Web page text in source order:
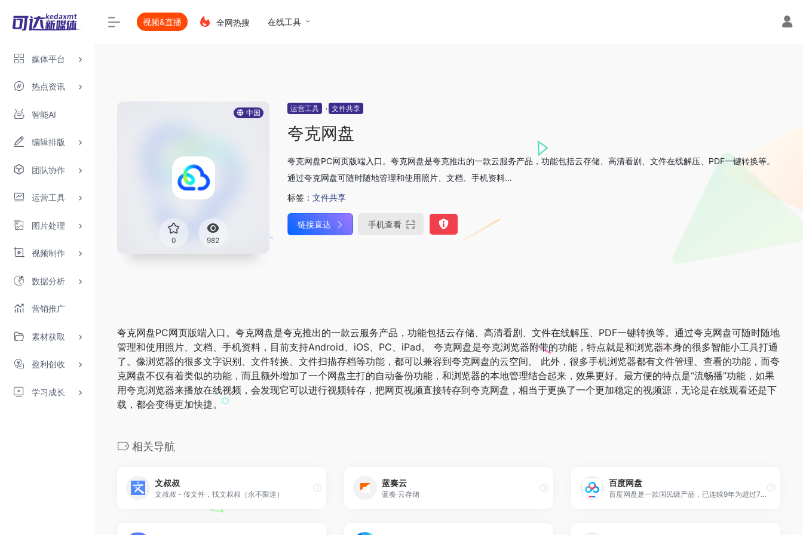
媒体平台
热点资讯
智能AI
编辑排版
团队协作
运营工具
图片处理
视频制作
数据分析
营销推广
素材获取
盈利创收
学习成长
视频&直播 全网热搜 在线工具
中国
0 982
运营工具 文件共享
夸克网盘
夸克网盘PC网页版端入口。夸克网盘是夸克推出的一款云服务产品，功能包括云存储、高清看剧、文件在线解压、PDF一键转换等。
通过夸克网盘可随时随地管理和使用照片、文档、手机资料...
标签： 文件共享
链接直达 手机查看
夸克网盘PC网页版端入口。夸克网盘是夸克推出的一款云服务产品，功能包括云存储、高清看剧、文件在线解压、PDF一键转换等。通过夸克网盘可随时随地
管理和使用照片、文档、手机资料，目前支持Android、iOS、PC、iPad。 夸克网盘是夸克浏览器附带的功能，特点就是和浏览器本身的很多智能小工具打通
了。像浏览器的很多文字识别、文件转换、文件扫描存档等功能，都可以兼容到夸克网盘的云空间。 此外，很多手机浏览器都有文件管理、查看的功能，而夸
克网盘不仅有着类似的功能，而且额外增加了一个网盘主打的自动备份功能，和浏览器的本地管理结合起来，效果更好。最方便的特点是“流畅播”功能，如果
用夸克浏览器来播放在线视频，会发现它可以进行视频转存，把网页视频直接转存到夸克网盘，相当于更换了一个更加稳定的视频源，无论是在线观看还是下
载，都会变得更加快捷。
相关导航
文叔叔
文叔叔 - 传文件，找文叔叔（永不限速）
蓝奏云
蓝奏·云存储
百度网盘
百度网盘是一款国民级产品，已连续9年为超过7亿用户提供稳定、安全的个人云存储服务，已实现电脑、手机、电视等多种终端场景的覆盖和互联，并支持多类型文件的备份、分享、查看和处理